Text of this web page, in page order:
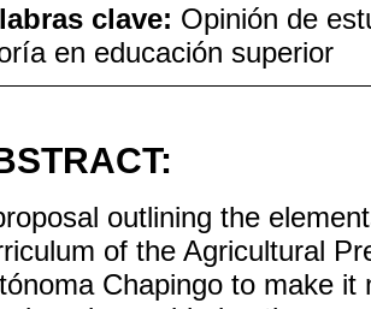
clave: Opinión de
en educación superior
outlining the
of the Agricultural
Chapingo to make